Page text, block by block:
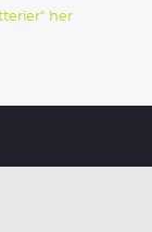
her